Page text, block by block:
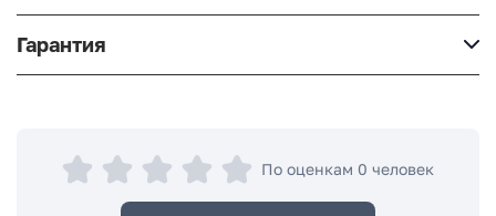
Гарантия
По оценкам 0 человек